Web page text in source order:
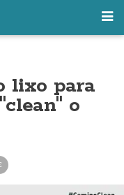
lixo para
o